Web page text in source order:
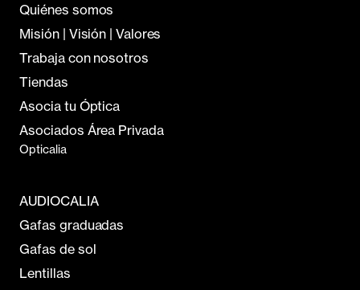
Quiénes somos
Misión | Visión | Valores
Trabaja con nosotros
Tiendas
Asocia tu Óptica
Asociados Área Privada
Opticalia
AUDIOCALIA
Gafas graduadas
Gafas de sol
Lentillas